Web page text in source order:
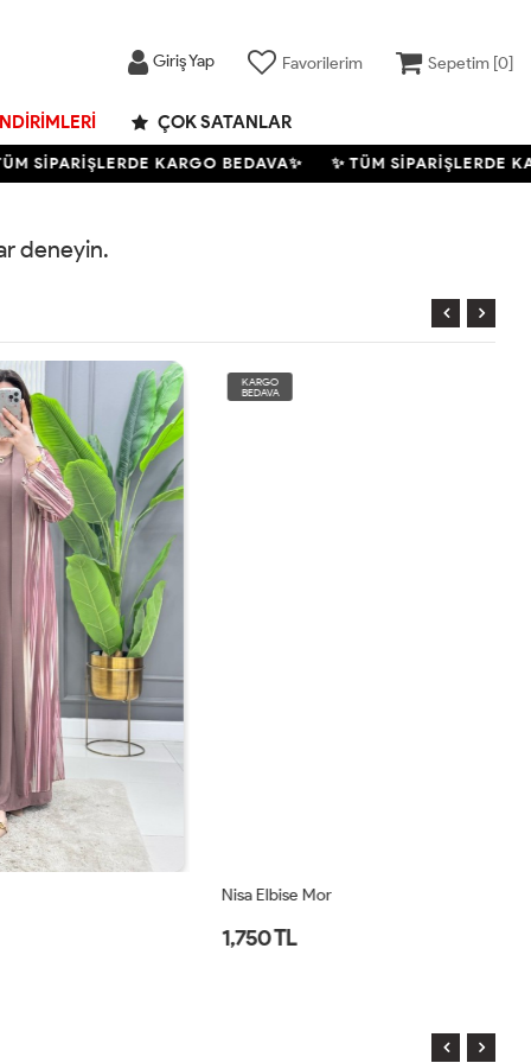
Giriş Yap Favorilerim Sepetim [0]
ÇOK SATANLAR
SİPARİŞLERDE KARGO BEDAVA✨ ✨ TÜM SİPARİŞLERDE
deneyin.
KARGO
BEDAVA
Nisa Elbise Mor